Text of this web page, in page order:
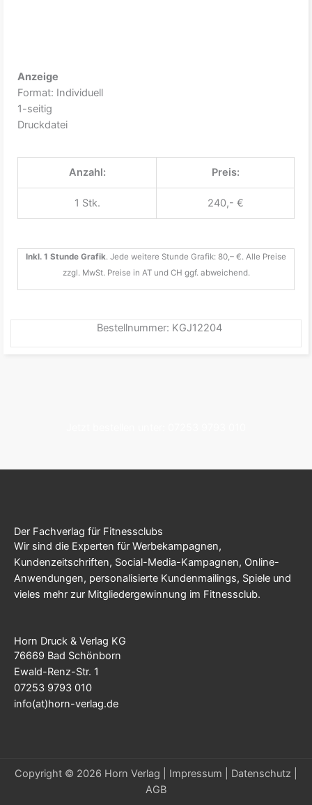
Anzeige
Format: Individuell
1-seitig
Druckdatei
Anzahl: Preis:
1 Stk. 240,- €
Inkl. 1 Stunde Grafik. Jede weitere Stunde Grafik: 80,– €. Alle Preise
zzgl. MwSt. Preise in AT und CH ggf. abweichend.
Bestellnummer: KGJ12204
Der Fachverlag für Fitnessclubs
Wir sind die Experten für Werbekampagnen,
Kundenzeitschriften, Social-Media-Kampagnen, Online-
Anwendungen, personalisierte Kundenmailings, Spiele und
vieles mehr zur Mitgliedergewinnung im Fitnessclub.
Horn Druck & Verlag KG
76669 Bad Schönborn
Ewald-Renz-Str. 1
07253 9793 010
info(at)horn-verlag.de
Copyright © 2026 Horn Verlag | Impressum Datenschutz
AGB